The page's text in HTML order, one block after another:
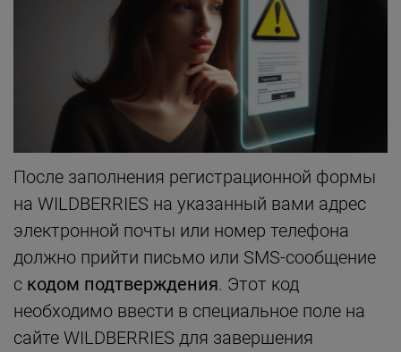
После заполнения регистрационной формы
на WILDBERRIES на указанный вами адрес
электронной почты или номер телефона
должно прийти письмо или SMS-сообщение
с кодом подтверждения. Этот код
необходимо ввести в специальное поле на
сайте WILDBERRIES для завершения